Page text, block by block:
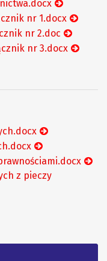
nr 1.docx
nr 2.doc
nr 3.docx
z pieczy